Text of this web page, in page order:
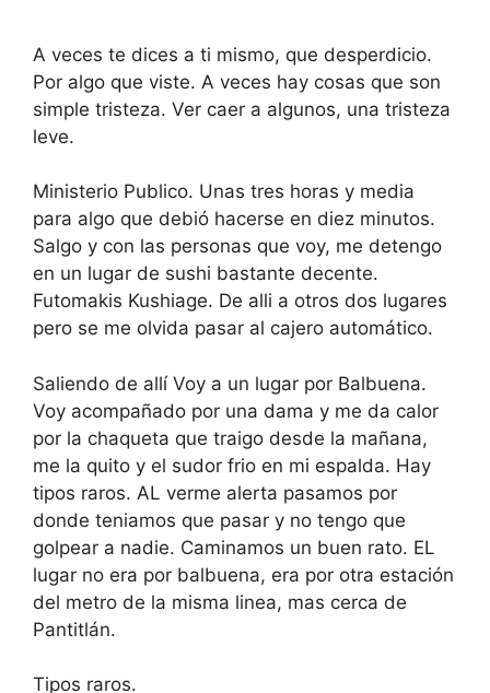
A veces te dices a ti mismo, que desperdicio.
Por algo que viste. A veces hay cosas que son
simple tristeza. Ver caer a algunos, una tristeza
leve.
Ministerio Publico. Unas tres horas y media
para algo que debió hacerse en diez minutos.
Salgo y con las personas que voy, me detengo
en un lugar de sushi bastante decente.
Futomakis Kushiage. De alli a otros dos lugares
pero se me olvida pasar al cajero automático.
Saliendo de allí Voy a un lugar por Balbuena.
Voy acompañado por una dama y me da calor
por la chaqueta que traigo desde la mañana,
me la quito y el sudor frio en mi espalda. Hay
tipos raros. AL verme alerta pasamos por
donde teniamos que pasar y no tengo que
golpear a nadie. Caminamos un buen rato. EL
lugar no era por balbuena, era por otra estación
del metro de la misma linea, mas cerca de
Pantitlán.
Tipos raros.